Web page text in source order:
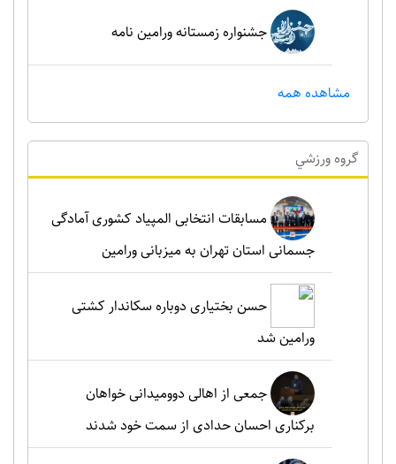
جشنواره زمستانه ورامین نامه
مشاهده همه
گروه ورزشي
مسابقات انتخابی المپیاد کشوری آمادگی
جسمانی استان تهران به میزبانی ورامین
حسن بختیاری دوباره سکاندار کشتی
ورامین شد
جمعی از اهالی دوومیدانی خواهان
برکناری احسان حدادی از سمت خود شدند